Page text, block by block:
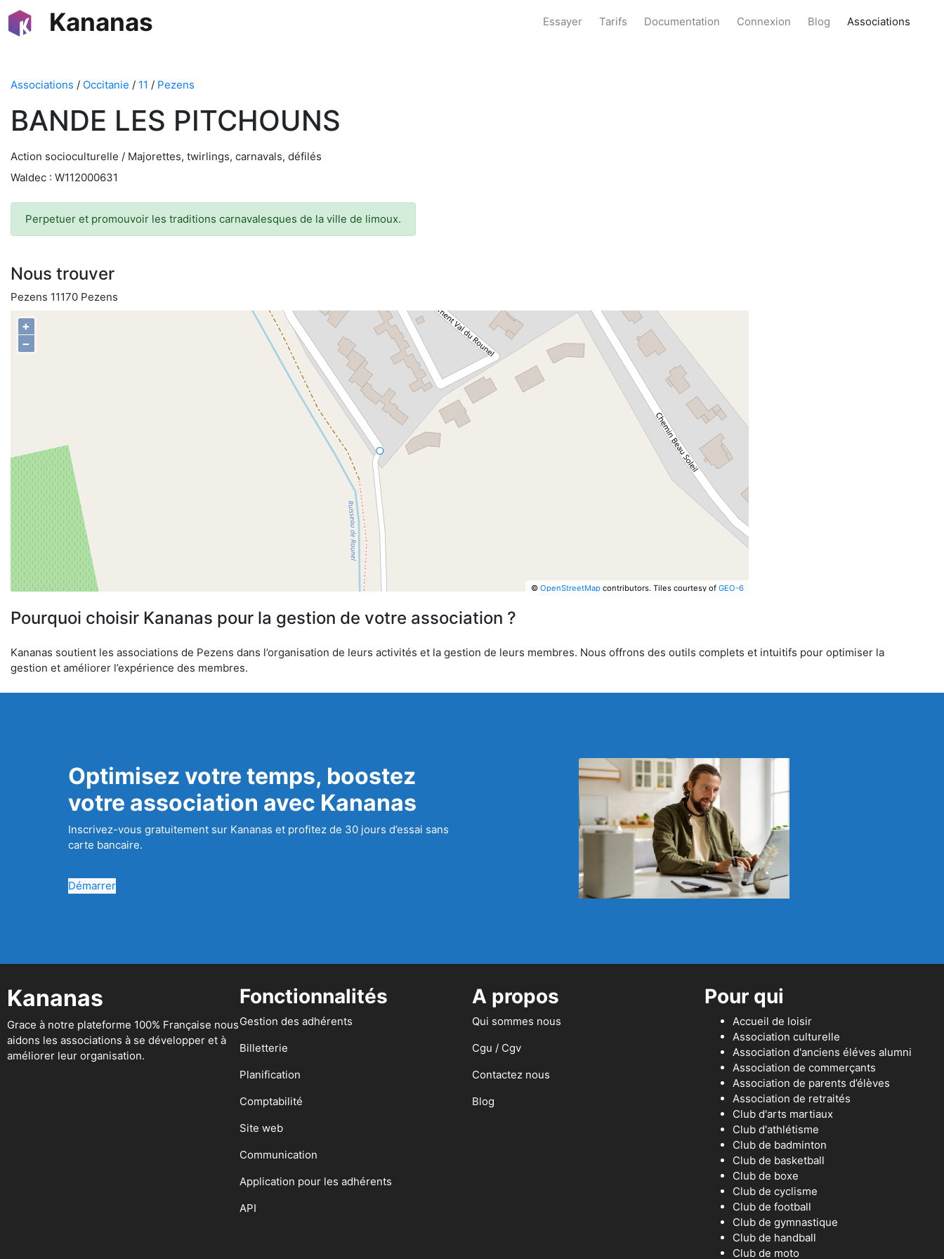
Kananas Essayer Tarifs Documentation Connexion Blog Associations
Associations / Occitanie / 11 / Pezens
BANDE LES PITCHOUNS
Action socioculturelle / Majorettes, twirlings, carnavals, défilés
Waldec : W112000631
Perpetuer et promouvoir les traditions carnavalesques de la ville de limoux.
Nous trouver
Pezens 11170 Pezens
+
−
© OpenStreetMapcontributors. Tiles courtesy of GEO-6
Pourquoi choisir Kananas pour la gestion de votre association ?
Kananas soutient les associations de Pezens dans l’organisation de leurs activités et la gestion de leurs membres. Nous offrons des outils complets et intuitifs pour optimiser la
gestion et améliorer l’expérience des membres.
Optimisez votre temps, boostez
votre association avec Kananas
Inscrivez-vous gratuitement sur Kananas et profitez de 30 jours d’essai sans
carte bancaire.
Démarrer
Kananas
Grace à notre plateforme 100% Française nous
aidons les associations à se développer et à
améliorer leur organisation.
Fonctionnalités
Gestion des adhérents
Billetterie
Planification
Comptabilité
Site web
Communication
Application pour les adhérents
API
A propos
Qui sommes nous
Cgu / Cgv
Contactez nous
Blog
Pour qui
Accueil de loisir
Association culturelle
Association d'anciens éléves alumni
Association de commerçants
Association de parents d’élèves
Association de retraités
Club d'arts martiaux
Club d'athlétisme
Club de badminton
Club de basketball
Club de boxe
Club de cyclisme
Club de football
Club de gymnastique
Club de handball
Club de moto